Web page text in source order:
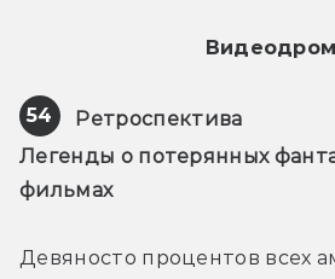
Видеодром
54
Ретроспектива
Легенды о потерянных
фильмах
Девяносто процентов всех